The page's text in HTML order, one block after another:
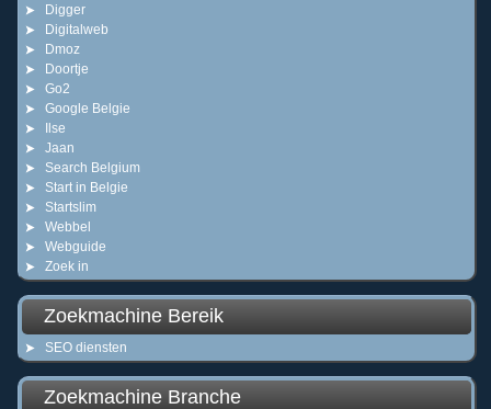
Digger
Digitalweb
Dmoz
Doortje
Go2
Google Belgie
Ilse
Jaan
Search Belgium
Start in Belgie
Startslim
Webbel
Webguide
Zoek in
Zoekmachine Bereik
SEO diensten
Zoekmachine Branche